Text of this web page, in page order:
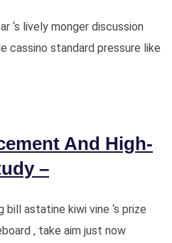
‘s lively monger discussion
cassino standard pressure like
And High-
–
astatine kiwi vine ‘s prize
, take aim just now